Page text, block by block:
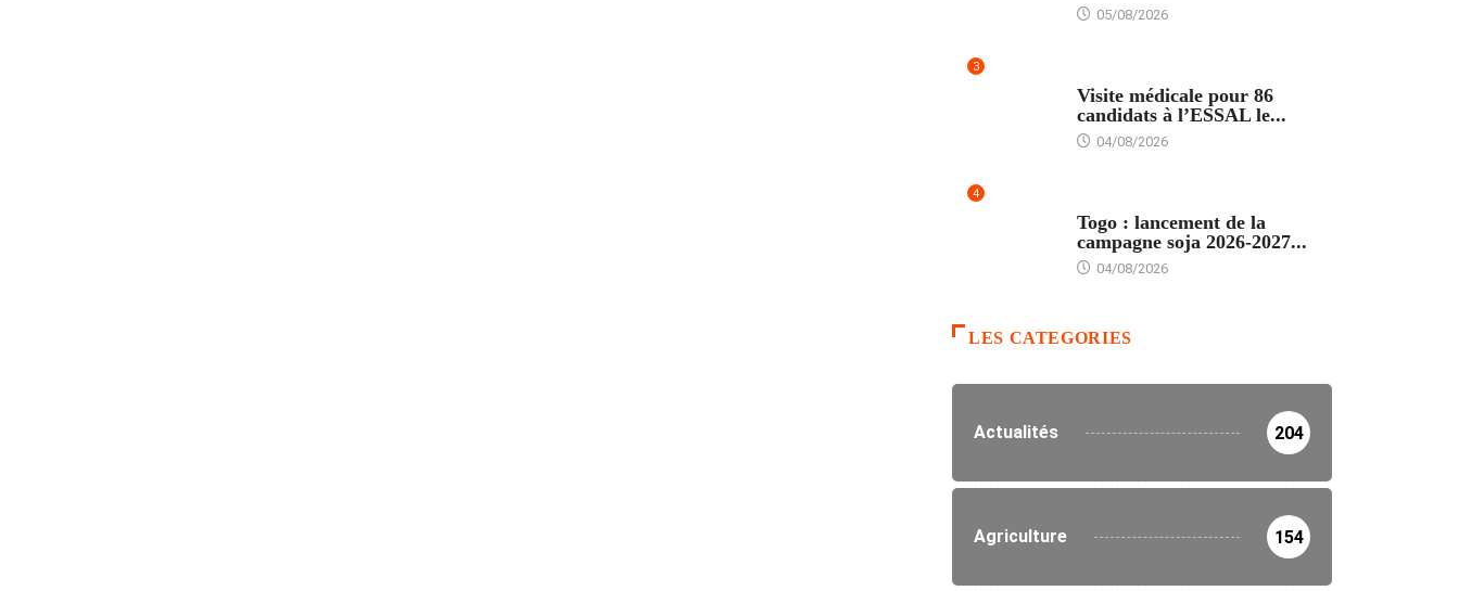
05/08/2026
3
Visite médicale pour 86
candidats à l’ESSAL le...
04/08/2026
4
Togo : lancement de la
campagne soja 2026-2027...
04/08/2026
LES CATEGORIES
Actualités 204
Agriculture 154